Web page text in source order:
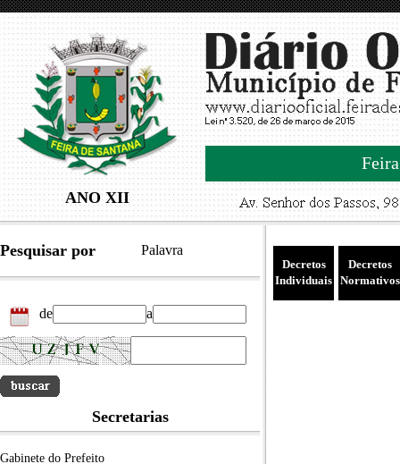
ANO XII
Pesquisar por Palavra
de a
Secretarias
Gabinete do Prefeito
Decretos
Individuais
Decretos
Normativos